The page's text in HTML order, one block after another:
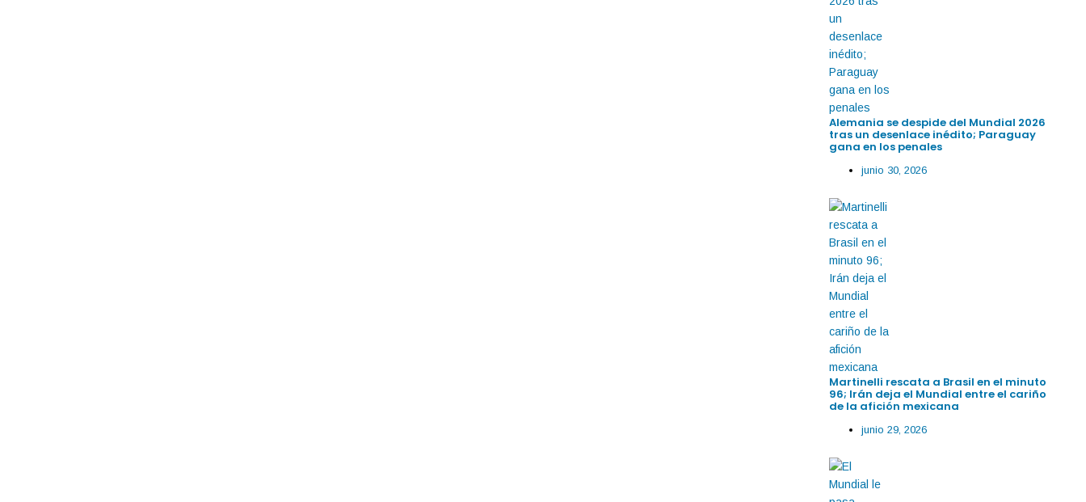
Alemania se despide del Mundial 2026
tras un desenlace inédito; Paraguay
gana en los penales
junio 30, 2026
Martinelli rescata a Brasil en el minuto
96; Irán deja el Mundial entre el cariño
de la afición mexicana
junio 29, 2026